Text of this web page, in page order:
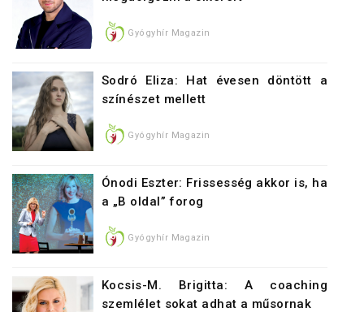
Gyógyhír Magazin
Sodró Eliza: Hat évesen döntött a
színészet mellett
Gyógyhír Magazin
Ónodi Eszter: Frissesség akkor is, ha
a „B oldal” forog
Gyógyhír Magazin
Kocsis-M. Brigitta: A coaching
szemlélet sokat adhat a műsornak